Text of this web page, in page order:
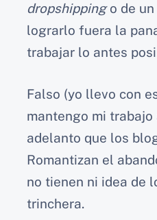
dropshippingo de un
lograrlo fuera la
trabajar lo antes
Falso (yo llevo con
mantengo mi
adelanto que los
Romantizan el
no tienen ni idea de
trinchera.